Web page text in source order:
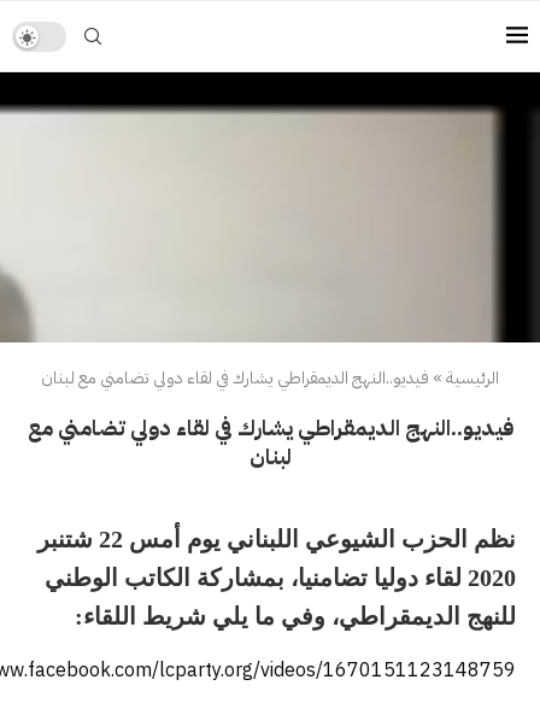
الرئيسية» فيديو..النهج الديمقراطي يشارك في لقاء دولي تضامني مع لبنان
فيديو..النهج الديمقراطي يشارك في لقاء دولي تضامني مع
لبنان
نظم الحزب الشيوعي اللبناني يوم أمس 22 شتنبر
2020 لقاء دوليا تضامنيا، بمشاركة الكاتب الوطني
للنهج الديمقراطي، وفي ما يلي شريط اللقاء:
lcparty.org/videos/1670151123148759/